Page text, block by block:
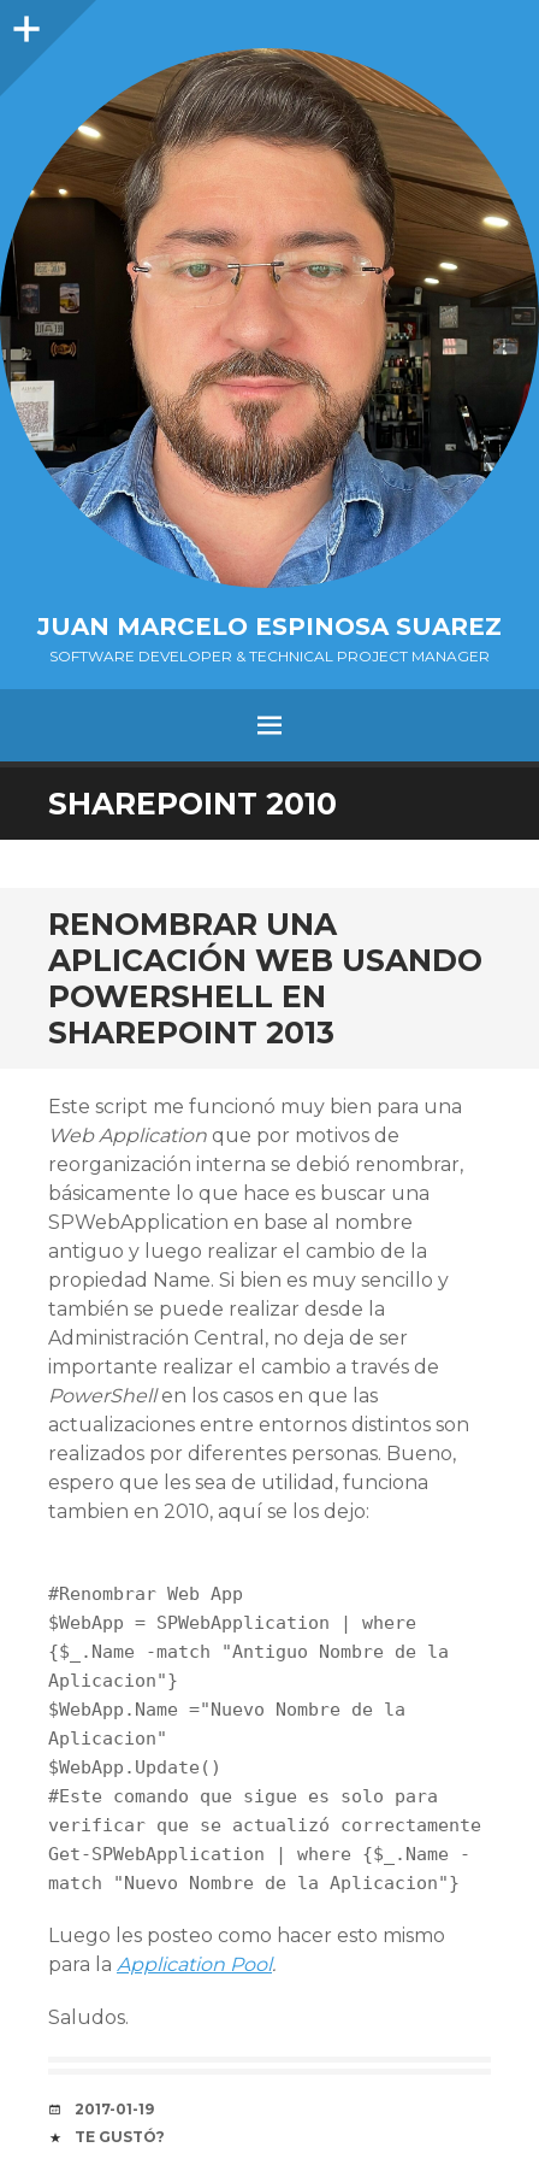
Barra
JUAN MARCELO ESPINOSA SUAREZ
SOFTWARE DEVELOPER & TECHNICAL PROJECT MANAGER
MENÚ
SALTAR
AL
SHAREPOINT 2010
RENOMBRAR UNA
APLICACIÓN WEB USANDO
POWERSHELL EN
SHAREPOINT 2013
Este script me funcionó muy bien para una
Web Application que por motivos de
reorganización interna se debió renombrar,
básicamente lo que hace es buscar una
SPWebApplication en base al nombre
antiguo y luego realizar el cambio de la
propiedad Name. Si bien es muy sencillo y
también se puede realizar desde la
Administración Central, no deja de ser
importante realizar el cambio a través de
PowerShellen los casos en que las
actualizaciones entre entornos distintos son
realizados por diferentes personas. Bueno,
espero que les sea de utilidad, funciona
tambien en 2010, aquí se los dejo:
#Renombrar Web App
$WebApp = SPWebApplication | where
{$_.Name -match "Antiguo Nombre de la
Aplicacion"}
$WebApp.Name ="Nuevo Nombre de la
Aplicacion"
$WebApp.Update()
#Este comando que sigue es solo para
verificar que se actualizó correctamente
Get-SPWebApplication | where {$_.Name -
match "Nuevo Nombre de la Aplicacion"}
Luego les posteo como hacer esto mismo
para la Application Pool.
Saludos.
FECHA
2017-01-19
COFFEE
TE GUSTÓ?